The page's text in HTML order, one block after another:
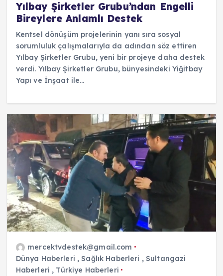
Yılbay Şirketler Grubu’ndan Engelli
Bireylere Anlamlı Destek
Kentsel dönüşüm projelerinin yanı sıra sosyal
sorumluluk çalışmalarıyla da adından söz ettiren
Yılbay Şirketler Grubu, yeni bir projeye daha destek
verdi. Yılbay Şirketler Grubu, bünyesindeki Yiğitbay
Yapı ve İnşaat ile…
mercektvdestek@gmail.com
Dünya Haberleri ,Sağlık Haberleri , Sultangazi
Haberleri , Türkiye Haberleri